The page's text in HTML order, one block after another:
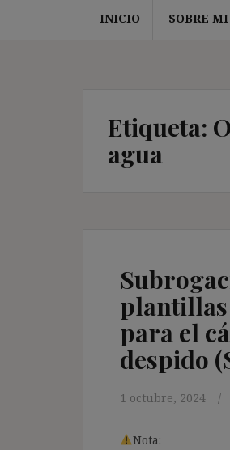
INICIO SOBRE MI
Etiqueta:
agua
plantillas
para el
despido
1 octubre, 2024
Nota: